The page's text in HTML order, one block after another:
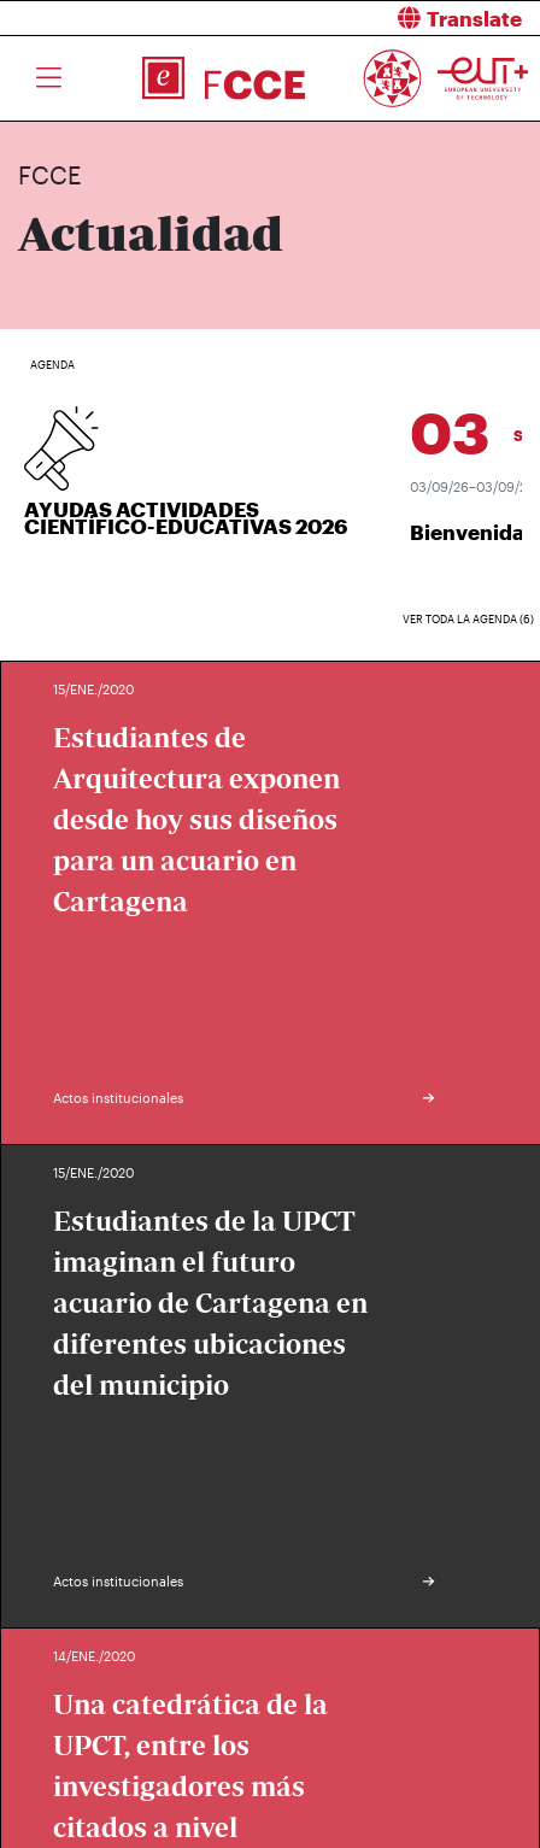
Translate
FCCE
Actualidad
AGENDA
AYUDAS ACTIVIDADES
CIENTÍFICO-EDUCATIVAS 2026
03 SEP.
03/09/26–03/09/26
Bienvenida
VER TODA LA AGENDA (6)
15/ENE./2020
Estudiantes de
Arquitectura exponen
desde hoy sus diseños
para un acuario en
Cartagena
Actos institucionales
15/ENE./2020
Estudiantes de la UPCT
imaginan el futuro
acuario de Cartagena en
diferentes ubicaciones
del municipio
Actos institucionales
14/ENE./2020
Una catedrática de la
UPCT, entre los
investigadores más
citados a nivel